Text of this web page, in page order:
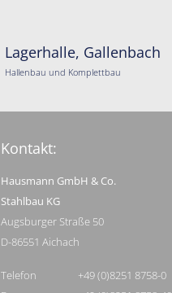
Lagerhalle, Gallenbach
Hallenbau und Komplettbau
Kontakt:
Hausmann GmbH & Co.
Stahlbau KG
Augsburger Straße 50
D-86551 Aichach
Telefon
+49 (0)8251 8758-0